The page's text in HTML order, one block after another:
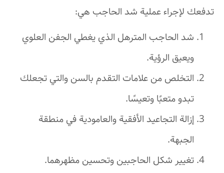
تدفعك لإجراء عملية شد الحاجب هي:
شد الحاجب المترهل الذي يغطي الجفن العلوي
ويعيق الرؤية.
التخلص من علامات التقدم بالسن والتي تجعلك
تبدو متعبًا وتعيسًا.
إزالة التجاعيد الأفقية والعامودية في منطقة
الجبهة.
تغيير شكل الحاجبين وتحسين مظهرهما.